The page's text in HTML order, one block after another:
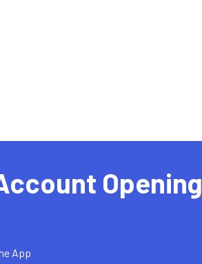
Opening
App